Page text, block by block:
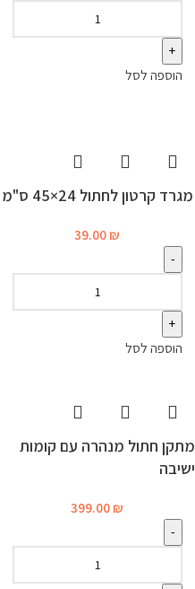
הוספה לסל
מגרד קרטון לחתול 24×45 ס"מ
39.00 ₪
הוספה לסל
מתקן חתול מנהרה עם קומות
ישיבה
399.00 ₪